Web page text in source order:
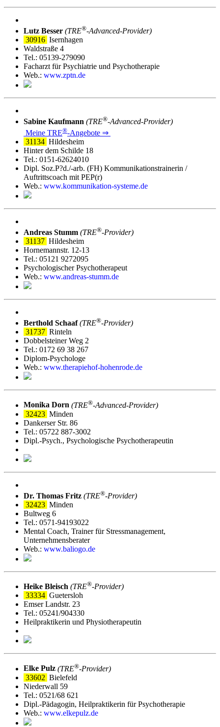
Lutz Besser (TRE®‑Advanced-Provider)
30916 Isernhagen
Waldstraße 4
Tel.: 05139-279090
Facharzt für Psychiatrie und Psychotherapie
Web.: www.zptn.de
Sabine Kaufmann (TRE®‑Advanced-Provider)
Meine TRE®‑Angebote ⇒
31134 Hildesheim
Hinter dem Schilde 18
Tel.: 0151-62624010
Dipl. Soz.P?d./-arb. (FH) Kommunikationstrainerin /
Auftrittscoach mit PEP(r)
Web.: www.kommunikation-systeme.de
Andreas Stumm (TRE®‑Provider)
31137 Hildesheim
Hornemannstr. 12-13
Tel.: 05121 9272095
Psychologischer Psychotherapeut
Web.: www.andreas-stumm.de
Berthold Schaaf (TRE®‑Provider)
31737 Rinteln
Dobbelsteiner Weg 2
Tel.: 0172 69 38 267
Diplom-Psychologe
Web.: www.therapiehof-hohenrode.de
Monika Dorn (TRE®‑Advanced-Provider)
32423 Minden
Dankerser Str. 86
Tel.: 05722 887-3002
Dipl.-Psych., Psychologische Psychotherapeutin
Dr. Thomas Fritz (TRE®‑Provider)
32423 Minden
Bultweg 6
Tel.: 0571-94193022
Mental Coach, Trainer für Stressmanagement,
Unternehmensberater
Web.: www.baliogo.de
Heike Bleisch (TRE®‑Provider)
33334 Guetersloh
Emser Landstr. 23
Tel.: 05241/904330
Heilpraktikerin und Physiotherapeutin
Elke Pulz (TRE®‑Provider)
33602 Bielefeld
Niederwall 59
Tel.: 0521/68 621
Dipl.-Pädagogin, Heilpraktikerin für Psychotherapie
Web.: www.elkepulz.de